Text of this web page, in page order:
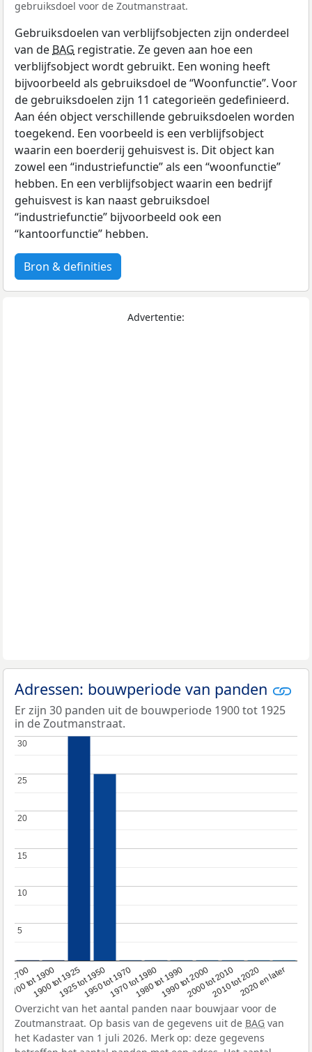
gebruiksdoel voor de Zoutmanstraat.
Gebruiksdoelen van verblijfsobjecten zijn onderdeel
van de BAG registratie. Ze geven aan hoe een
verblijfsobject wordt gebruikt. Een woning heeft
bijvoorbeeld als gebruiksdoel de “Woonfunctie”. Voor
de gebruiksdoelen zijn 11 categorieën gedefinieerd.
Aan één object verschillende gebruiksdoelen worden
toegekend. Een voorbeeld is een verblijfsobject
waarin een boerderij gehuisvest is. Dit object kan
zowel een “industriefunctie” als een “woonfunctie”
hebben. En een verblijfsobject waarin een bedrijf
gehuisvest is kan naast gebruiksdoel
“industriefunctie” bijvoorbeeld ook een
“kantoorfunctie” hebben.
Bron & definities
Advertentie:
Adressen: bouwperiode van panden
Er zijn 30 panden uit de bouwperiode 1900 tot 1925
in de Zoutmanstraat.
1700
1700 tot 1900
1900 tot 19251925 tot 19501950 tot 19701970 tot 19801980 tot 19901990 tot 20002000 tot 20102010 tot 20202020 en later
5
5
10
10
15
15
20
20
25
25
30
30
Overzicht van het aantal panden naar bouwjaar voor de
Zoutmanstraat. Op basis van de gegevens uit de BAG van
het Kadaster van 1 juli 2026. Merk op: deze gegevens